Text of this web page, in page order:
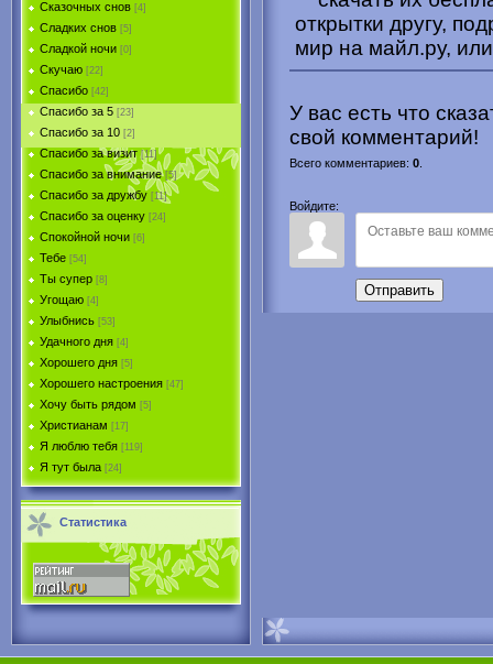
Сказочных снов [4]
Сладких снов [5]
Сладкой ночи [0]
Скучаю [22]
Спасибо [42]
Спасибо за 5 [23]
Спасибо за 10 [2]
Спасибо за визит [11]
Спасибо за внимание [5]
Спасибо за дружбу [11]
Спасибо за оценку [24]
Спокойной ночи [6]
Тебе [54]
Ты супер [8]
Угощаю [4]
Улыбнись [53]
Удачного дня [4]
Хорошего дня [5]
Хорошего настроения [47]
Хочу быть рядом [5]
Христианам [17]
Я люблю тебя [119]
Я тут была [24]
Статистика
открытки другу,
мир на майл.ру,
У вас есть что
свой комментарий!
Всего комментариев: 0
Войдите:
Отправить